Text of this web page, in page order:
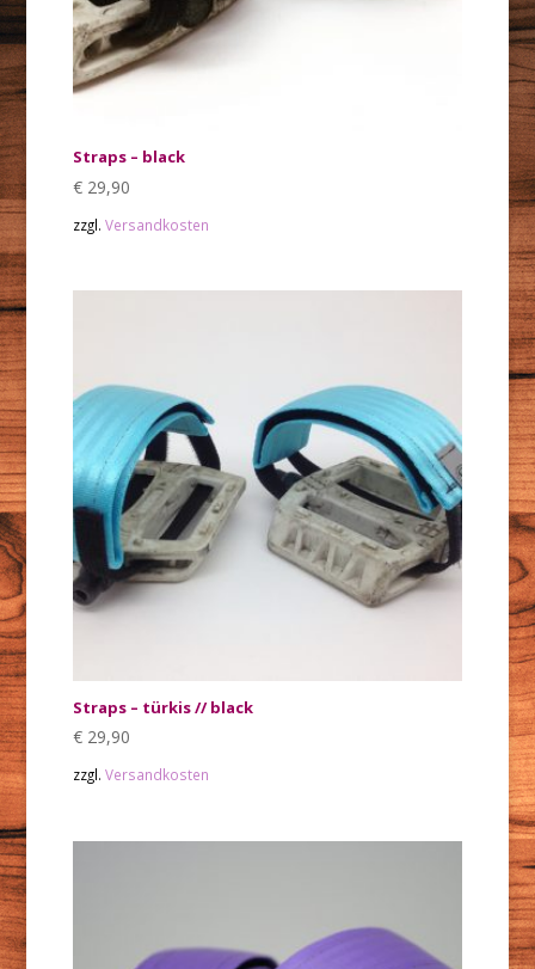
Straps – black
€29,90
zzgl. Versandkosten
Straps – türkis // black
€29,90
zzgl. Versandkosten